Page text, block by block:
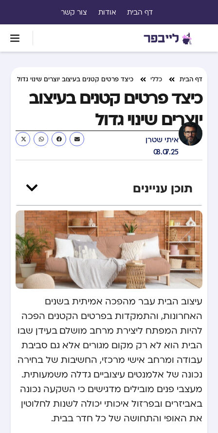
דף הבית אודות צור קשר
דף הבית כללי כיצד פרטים קטנים בעיצוב יוצרים שינוי גדול
כיצד פרטים קטנים בעיצוב
יוצרים שינוי גדול
איתי שטרן
08.07.25
תוכן עניינים
עיצוב הבית עבר מהפכה אמיתית בשנים
האחרונות, והתמקדות בפרטים הקטנים הפכה
להיות המפתח ליצירת מרחב מושלם. בעידן שבו
הבית הוא לא רק מקום מגורים אלא גם סביבת
עבודה ומרחב אישי מרכזי, החשיבות של בחירה
נכונה של אלמנטים עיצוביים גדלה משמעותית.
מעצבי פנים מובילים מדגישים כי השקעה נכונה
באביזרים ובפרזול איכותי יכולה לשנות לחלוטין
את האופי והתחושה של כל חדר בבית.